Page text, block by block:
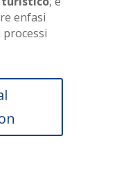
enfasi
processi